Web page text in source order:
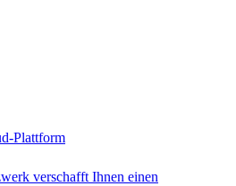
Plattform
verschafft Ihnen einen